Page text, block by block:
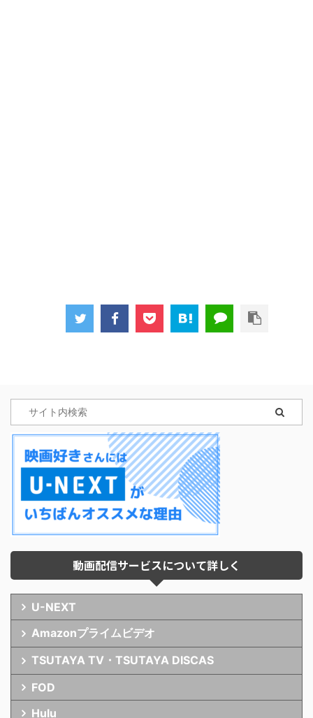
動画配信サービスについて詳しく
U-NEXT
Amazonプライムビデオ
TSUTAYA TV・TSUTAYA DISCAS
FOD
Hulu